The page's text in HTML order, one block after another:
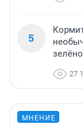
5
27
МНЕНИЕ